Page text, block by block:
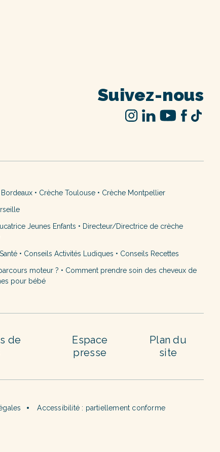
Suivez-nous
• Crèche Toulouse • Crèche Montpellier
Jeunes Enfants • Directeur/Directrice de crèche
• Conseils Activités Ludiques • Conseils Recettes
moteur ? • Comment prendre soin des cheveux de
pour bébé
de
Espace
presse
Plan du
site
Accessibilité : partiellement conforme